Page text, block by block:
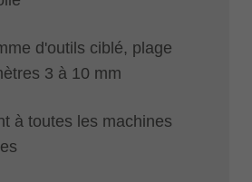
d'outils ciblé, plage
3 à 10 mm
à toutes les machines